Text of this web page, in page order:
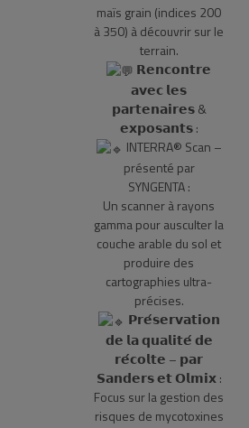
maïs grain (indices 200
à 350) à découvrir sur le
terrain.
𝗥𝗲𝗻𝗰𝗼𝗻𝘁𝗿𝗲
𝗮𝘃𝗲𝗰 𝗹𝗲𝘀
𝗽𝗮𝗿𝘁𝗲𝗻𝗮𝗶𝗿𝗲𝘀 &
𝗲𝘅𝗽𝗼𝘀𝗮𝗻𝘁𝘀 :
INTERRA® Scan –
présenté par
SYNGENTA :
Un scanner à rayons
gamma pour ausculter la
couche arable du sol et
produire des
cartographies ultra-
précises.
𝗣𝗿𝗲́𝘀𝗲𝗿𝘃𝗮𝘁𝗶𝗼𝗻
𝗱𝗲 𝗹𝗮 𝗾𝘂𝗮𝗹𝗶𝘁𝗲́ 𝗱𝗲
𝗿𝗲́𝗰𝗼𝗹𝘁𝗲 – 𝗽𝗮𝗿
𝗦𝗮𝗻𝗱𝗲𝗿𝘀 𝗲𝘁 𝗢𝗹𝗺𝗶𝘅 :
Focus sur la gestion des
risques de mycotoxines